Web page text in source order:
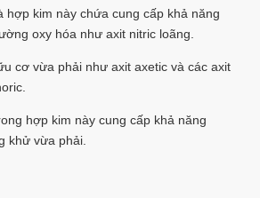
hợp kim này chứa cung cấp khả năng
oxy hóa như axit nitric loãng.
cơ vừa phải như axit axetic và các axit
hợp kim này cung cấp khả năng
khử vừa phải.